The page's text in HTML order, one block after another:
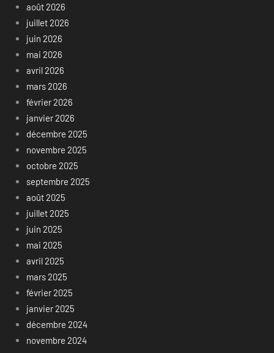
août 2026
juillet 2026
juin 2026
mai 2026
avril 2026
mars 2026
février 2026
janvier 2026
décembre 2025
novembre 2025
octobre 2025
septembre 2025
août 2025
juillet 2025
juin 2025
mai 2025
avril 2025
mars 2025
février 2025
janvier 2025
décembre 2024
novembre 2024